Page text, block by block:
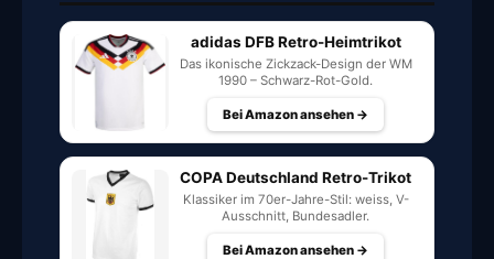
adidas DFB Retro-Heimtrikot
Das ikonische Zickzack-Design der WM
1990 – Schwarz-Rot-Gold.
Bei Amazon ansehen →
COPA Deutschland Retro-Trikot
Klassiker im 70er-Jahre-Stil: weiss, V-
Ausschnitt, Bundesadler.
Bei Amazon ansehen →